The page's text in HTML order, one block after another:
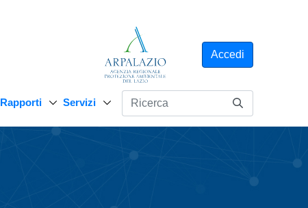
Accedi
Rapporti Servizi